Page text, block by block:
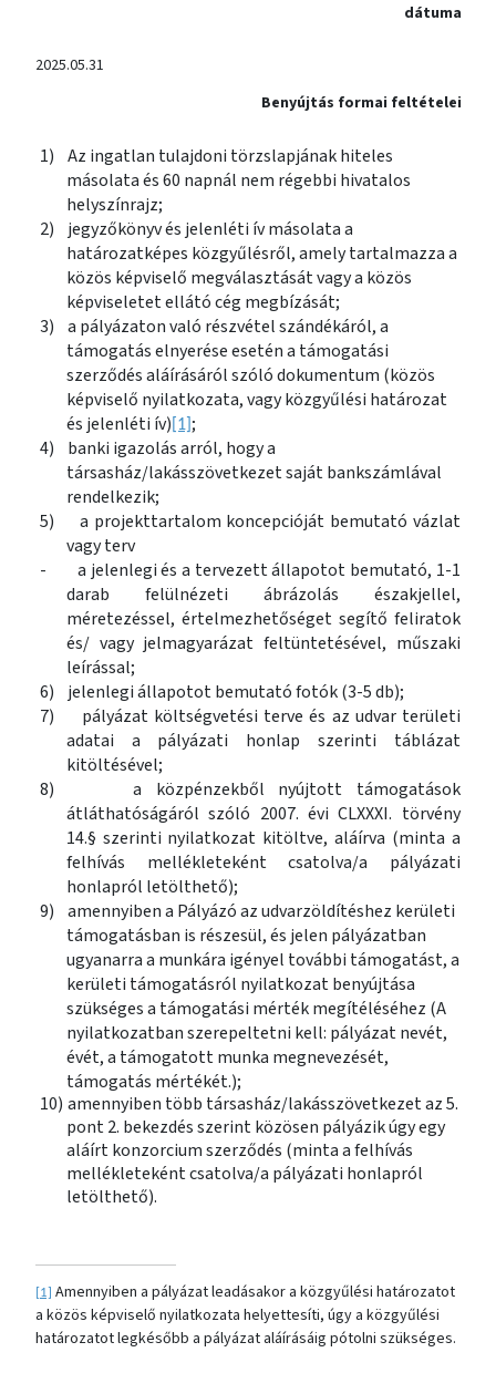
dátuma
2025.05.31
Benyújtás formai feltételei
1) Az ingatlan tulajdoni törzslapjának hiteles
másolata és 60 napnál nem régebbi hivatalos
helyszínrajz;
2)
jegyzőkönyv és jelenléti ív másolata a
határozatképes közgyűlésről, amely tartalmazza a
közös képviselő megválasztását vagy a közös
képviseletet ellátó cég megbízását;
3) a pályázaton való részvétel szándékáról, a
támogatás elnyerése esetén a támogatási
szerződés aláírásáról szóló dokumentum (közös
képviselő nyilatkozata, vagy közgyűlési határozat
és jelenléti ív) [1] ;
4)
banki igazolás arról, hogy a
társasház/lakásszövetkezet saját bankszámlával
rendelkezik;
5)
a projekttartalom koncepcióját bemutató vázlat
vagy terv
-
a jelenlegi és a tervezett állapotot bemutató, 1-1
darab felülnézeti ábrázolás északjellel,
méretezéssel, értelmezhetőséget segítő feliratok
és/ vagy jelmagyarázat feltüntetésével, műszaki
leírással;
6)
jelenlegi állapotot bemutató fotók (3-5 db);
7)
pályázat költségvetési terve és az udvar területi
adatai a pályázati honlap szerinti táblázat
kitöltésével;
8)
a közpénzekből nyújtott támogatások
átláthatóságáról szóló 2007. évi CLXXXI. törvény
14.§ szerinti nyilatkozat kitöltve, aláírva (minta a
felhívás mellékleteként csatolva/a pályázati
honlapról letölthető);
9) amennyiben a Pályázó az udvarzöldítéshez kerületi
támogatásban is részesül, és jelen pályázatban
ugyanarra a munkára igényel további támogatást, a
kerületi támogatásról nyilatkozat benyújtása
szükséges a támogatási mérték megítéléséhez (A
nyilatkozatban szerepeltetni kell: pályázat nevét,
évét, a támogatott munka megnevezését,
támogatás mértékét.);
10) amennyiben több társasház/lakásszövetkezet az 5.
pont 2. bekezdés szerint közösen pályázik úgy egy
aláírt konzorcium szerződés (minta a felhívás
mellékleteként csatolva/a pályázati honlapról
letölthető).
[1] Amennyiben a pályázat leadásakor a közgyűlési határozatot
a közös képviselő nyilatkozata helyettesíti, úgy a közgyűlési
határozatot legkésőbb a pályázat aláírásáig pótolni szükséges.